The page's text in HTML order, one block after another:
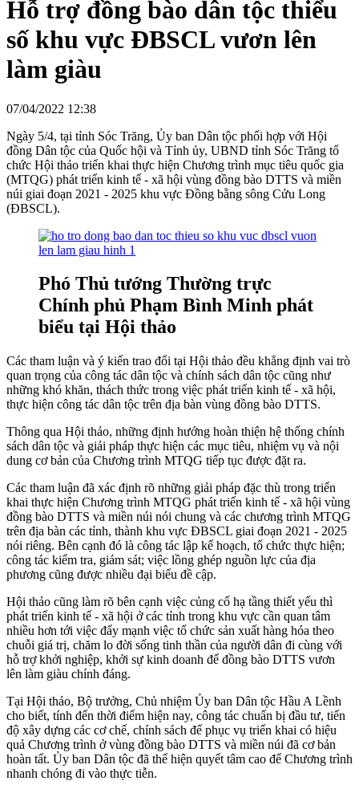
Hỗ trợ đồng bào dân tộc thiểu
số khu vực ĐBSCL vươn lên
làm giàu
07/04/2022 12:38
Ngày 5/4, tại tỉnh Sóc Trăng, Ủy ban Dân tộc phối hợp với Hội
đồng Dân tộc của Quốc hội và Tỉnh ủy, UBND tỉnh Sóc Trăng tổ
chức Hội thảo triển khai thực hiện Chương trình mục tiêu quốc gia
(MTQG) phát triển kinh tế - xã hội vùng đồng bào DTTS và miền
núi giai đoạn 2021 - 2025 khu vực Đồng bằng sông Cửu Long
(ĐBSCL).
Phó Thủ tướng Thường trực
Chính phủ Phạm Bình Minh phát
biểu tại Hội thảo
Các tham luận và ý kiến trao đổi tại Hội thảo đều khẳng định vai trò
quan trọng của công tác dân tộc và chính sách dân tộc cũng như
những khó khăn, thách thức trong việc phát triển kinh tế - xã hội,
thực hiện công tác dân tộc trên địa bàn vùng đồng bào DTTS.
Thông qua Hội thảo, những định hướng hoàn thiện hệ thống chính
sách dân tộc và giải pháp thực hiện các mục tiêu, nhiệm vụ và nội
dung cơ bản của Chương trình MTQG tiếp tục được đặt ra.
Các tham luận đã xác định rõ những giải pháp đặc thù trong triển
khai thực hiện Chương trình MTQG phát triển kinh tế - xã hội vùng
đồng bào DTTS và miền núi nói chung và các chương trình MTQG
trên địa bàn các tỉnh, thành khu vực ĐBSCL giai đoạn 2021 - 2025
nói riêng. Bên cạnh đó là công tác lập kế hoạch, tổ chức thực hiện;
công tác kiểm tra, giám sát; việc lồng ghép nguồn lực của địa
phương cũng được nhiều đại biểu đề cập.
Hội thảo cũng làm rõ bên cạnh việc củng cố hạ tầng thiết yếu thì
phát triển kinh tế - xã hội ở các tỉnh trong khu vực cần quan tâm
nhiều hơn tới việc đẩy mạnh việc tổ chức sản xuất hàng hóa theo
chuỗi giá trị, chăm lo đời sống tinh thần của người dân đi cùng với
hỗ trợ khởi nghiệp, khởi sự kinh doanh để đồng bào DTTS vươn
lên làm giàu chính đáng.
Tại Hội thảo, Bộ trưởng, Chủ nhiệm Ủy ban Dân tộc Hầu A Lềnh
cho biết, tính đến thời điểm hiện nay, công tác chuẩn bị đầu tư, tiến
độ xây dựng các cơ chế, chính sách để phục vụ triển khai có hiệu
quả Chương trình ở vùng đồng bào DTTS và miền núi đã cơ bản
hoàn tất. Ủy ban Dân tộc đã thể hiện quyết tâm cao để Chương trình
nhanh chóng đi vào thực tiễn.